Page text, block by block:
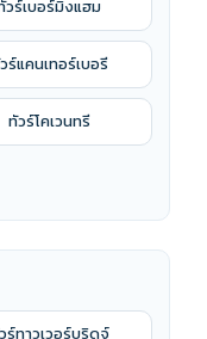
เฮ้นจ์ - บริสทอล -
ออน เดอะวอเตอร์ - ส
- อ็อกซ์ฟอร์ด - มหา
ดูดาวหลวงกรีนิช -